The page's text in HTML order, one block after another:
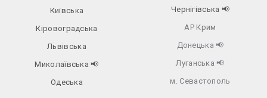
Київська
Кіровоградська
Львівська
Миколаївська📢
Одеська
Чернігівська 📢
АР Крим
Донецька 📢
Луганська 📢
м. Севастополь